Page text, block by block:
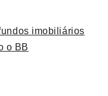
imobiliários
o BB